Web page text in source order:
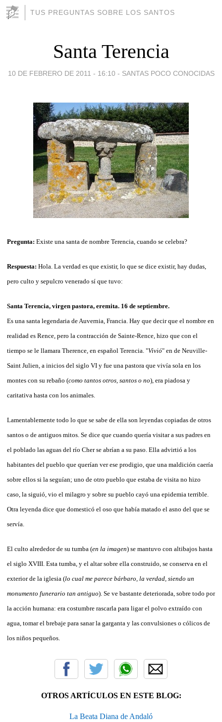
TUS PREGUNTAS SOBRE LOS SANTOS
Santa Terencia
10 DE FEBRERO DE 2011 - 16:10 - SANTAS POCO CONOCIDAS
Pregunta: Existe una santa de nombre Terencia, cuando se celebra?
Respuesta: Hola. La verdad es que existir, lo que se dice existir, hay dudas,
pero culto y sepulcro venerado sí que tuvo:
Santa Terencia, virgen pastora, eremita. 16 de septiembre.
Es una santa legendaria de Auvernia, Francia. Hay que decir que el nombre en
realidad es Rence, pero la contracción de Sainte-Rence, hizo que con el
tiempo se le llamara Therence, en español Terencia. "Vivió" en de Neuville-
Saint Julien, a inicios del siglo VI y fue una pastora que vivía sola en los
montes con su rebaño (como tantos otros, santos o no), era piadosa y
caritativa hasta con los animales.
Lamentablemente todo lo que se sabe de ella son leyendas copiadas de otros
santos o de antiguos mitos. Se dice que cuando quería visitar a sus padres en
el poblado las aguas del río Cher se abrían a su paso. Ella advirtió a los
habitantes del pueblo que querían ver ese prodigio, que una maldición caería
sobre ellos si la seguían; uno de otro pueblo que estaba de visita no hizo
caso, la siguió, vio el milagro y sobre su pueblo cayó una epidemia terrible.
Otra leyenda dice que domesticó el oso que había matado el asno del que se
servía.
El culto alrededor de su tumba (en la imagen) se mantuvo con altibajos hasta
el siglo XVIII. Esta tumba, y el altar sobre ella construido, se conserva en el
exterior de la iglesia (lo cual me parece bárbaro, la verdad, siendo un
monumento funerario tan antiguo). Se ve bastante deteriorada, sobre todo por
la acción humana: era costumbre rascarla para ligar el polvo extraído con
agua, tomar el brebaje para sanar la garganta y las convulsiones o cólicos de
los niños pequeños.
OTROS ARTÍCULOS EN ESTE BLOG:
La Beata Diana de Andaló